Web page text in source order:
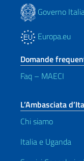
Governo
Europa.eu
Domande
Faq – MAECI
L’Ambasciata
Chi siamo
Italia e Uganda